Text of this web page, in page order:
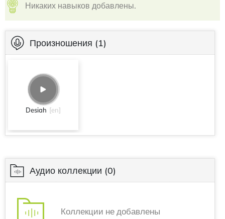
Никаких навыков добавлены.
Произношения (1)
Desiah [en]
Аудио коллекции (0)
Коллекции не добавлены